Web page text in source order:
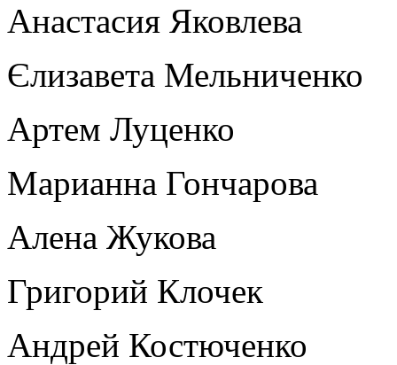
Анастасия Яковлева
Єлизавета Мельниченко
Артем Луценко
Марианна Гончарова
Алена Жукова
Григорий Клочек
Андрей Костюченко